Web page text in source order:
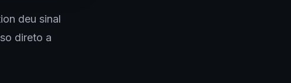
deu sinal
direto a